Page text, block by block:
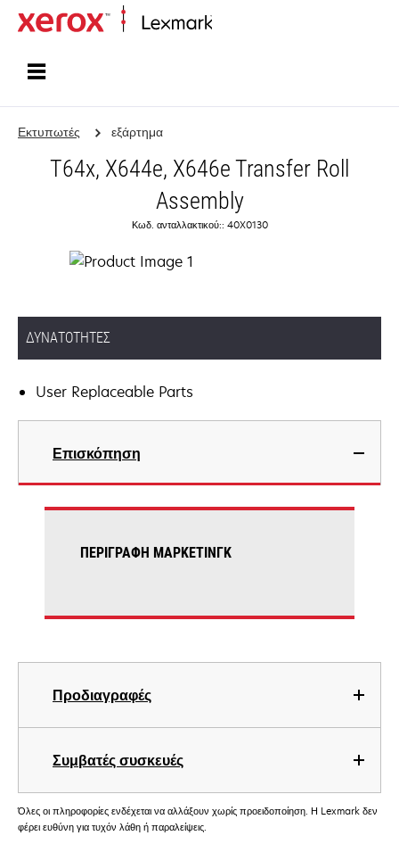
Εκτυπωτές εξάρτημα
T64x, X644e, X646e Transfer Roll
Assembly
Κωδ. ανταλλακτικού:: 40X0130
ΔΥΝΑΤΌΤΗΤΕΣ
User Replaceable Parts
Επισκόπηση
Προδιαγραφές
Συμβατές συσκευές
ΠΕΡΙΓΡΑΦΉ ΜΆΡΚΕΤΙΝΓΚ
Όλες οι πληροφορίες ενδέχεται να αλλάξουν χωρίς προειδοποίηση. Η Lexmark δεν
φέρει ευθύνη για τυχόν λάθη ή παραλείψεις.